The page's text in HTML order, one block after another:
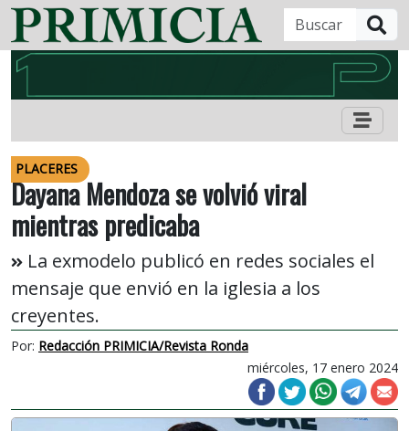
PLACERES
Dayana Mendoza se volvió viral
mientras predicaba
La exmodelo publicó en redes sociales el
mensaje que envió en la iglesia a los
creyentes.
Por: Redacción PRIMICIA/Revista Ronda
miércoles, 17 enero 2024